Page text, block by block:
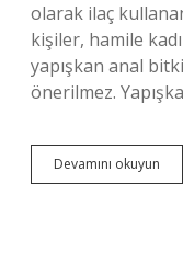
olarak ilaç
kişiler, hamile
yapışkan anal
önerilmez.
Devamını okuyun
Ot